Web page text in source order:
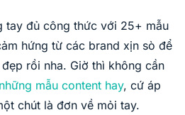
tay đủ công thức với 25+ mẫu
hứng từ các brand xịn sò để
rồi nha. Giờ thì không cần
những mẫu content hay, cứ áp
chút là đơn về mỏi tay.